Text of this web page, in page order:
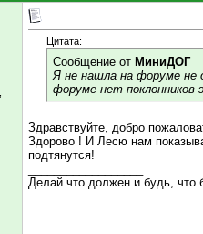
Цитата:
Сообщение от МиниДОГ
Я не нашла на форуме не
форуме нет поклонников
Здравствуйте, добро
Здорово ! И Лесю нам
подтянутся!
Делай что должен и будь, что